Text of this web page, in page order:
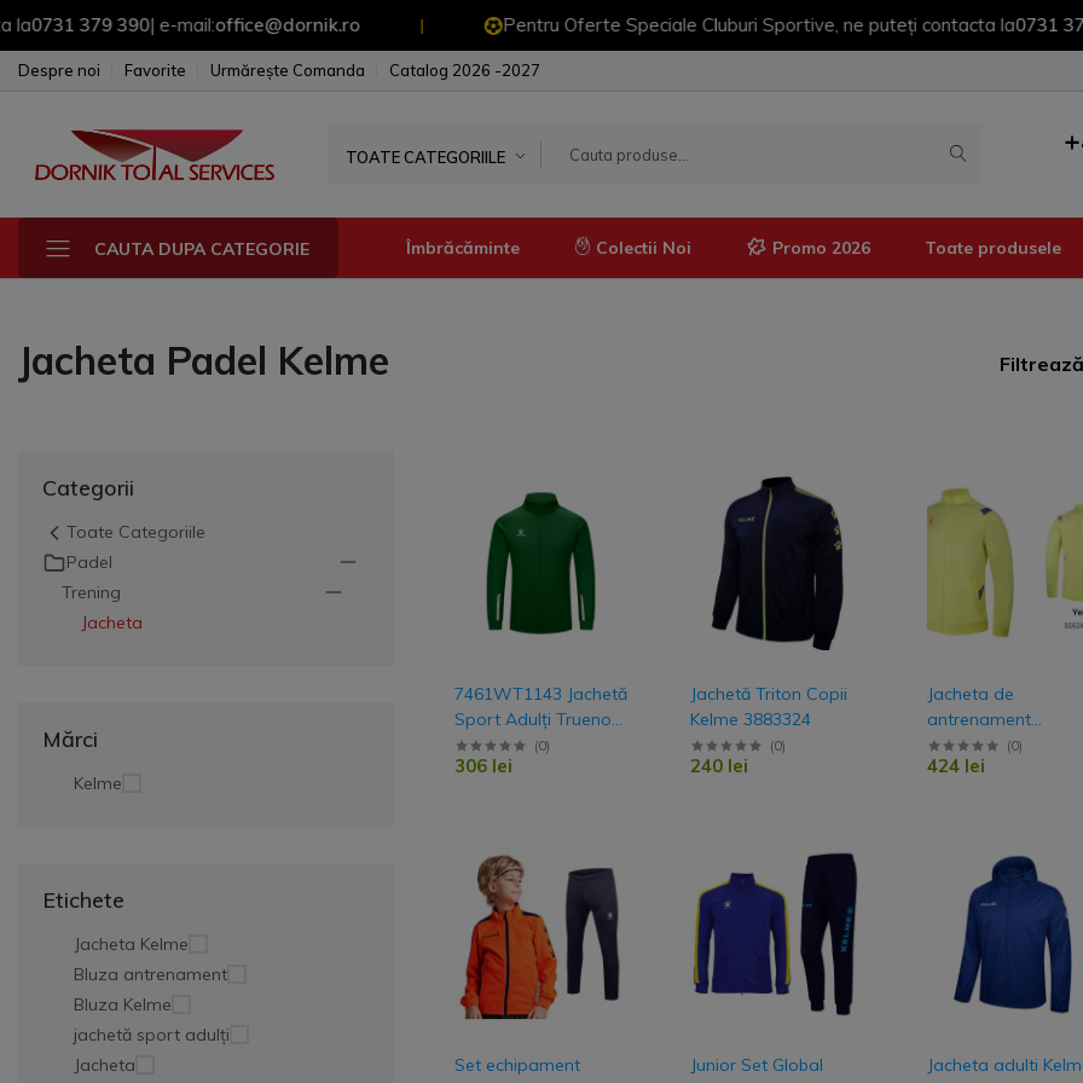
379 390| e-mail:office@dornik.ro | Pentru Oferte Speciale Cluburi Sportive, ne puteți contacta la0731 379 390|
Despre noi Favorite Urmărește Comanda Catalog 2026 -2027
TOATE CATEGORIILE
CAUTA DUPA CATEGORIE Îmbrăcăminte
Fesuri - sepci - Manusi Imbracaminte termică
Geci & Jacheta
Geaca scurta
Geaca lunga
Pantaloni scurti
Hanorace
Colectii Noi Promo 2026 Toate produsele
Jacheta Padel Kelme
Categorii
Toate Categoriile
Padel
Trening
Jacheta
Mărci
Kelme
Etichete
Jacheta Kelme
Bluza antrenament
Bluza Kelme
jachetă sport adulți
Jacheta
7461WT1143 Jachetă
Sport Adulți Trueno
Kelme
(0)
306 lei
Jachetă Triton Copii
Kelme 3883324
(0)
240 lei
Jacheta de
antrenament
8161WT1005
(0)
424 lei
Set echipament
Junior Set Global
Jacheta adulti